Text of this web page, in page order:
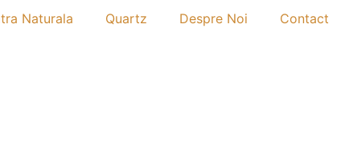
Naturala Quartz Despre Noi Contact